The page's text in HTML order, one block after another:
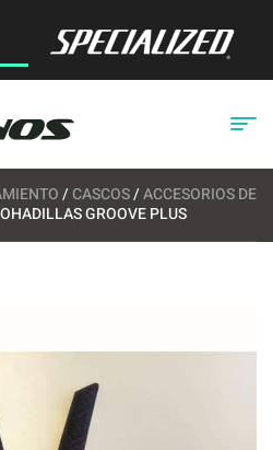
/ CASCOS/ACCESORIOS DE
GROOVE PLUS